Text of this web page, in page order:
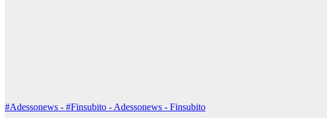
#Adessonews - #Finsubito - Adessonews - Finsubito